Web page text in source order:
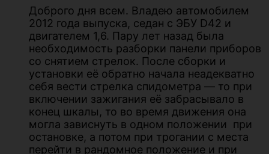
Доброго дня всем. Владею автомобилем
2012 года выпуска, седан с ЭБУ D42 и
двигателем 1,6. Пару лет назад была
необходимость разборки панели приборов
со снятием стрелок. После сборки и
установки её обратно начала неадекватно
себя вести стрелка спидометра — то при
включении зажигания её забрасывало в
конец шкалы, то во время движения она
могла зависнуть в одном положении при
остановке, а потом при трогании с места
перейти в рандомное положение и при